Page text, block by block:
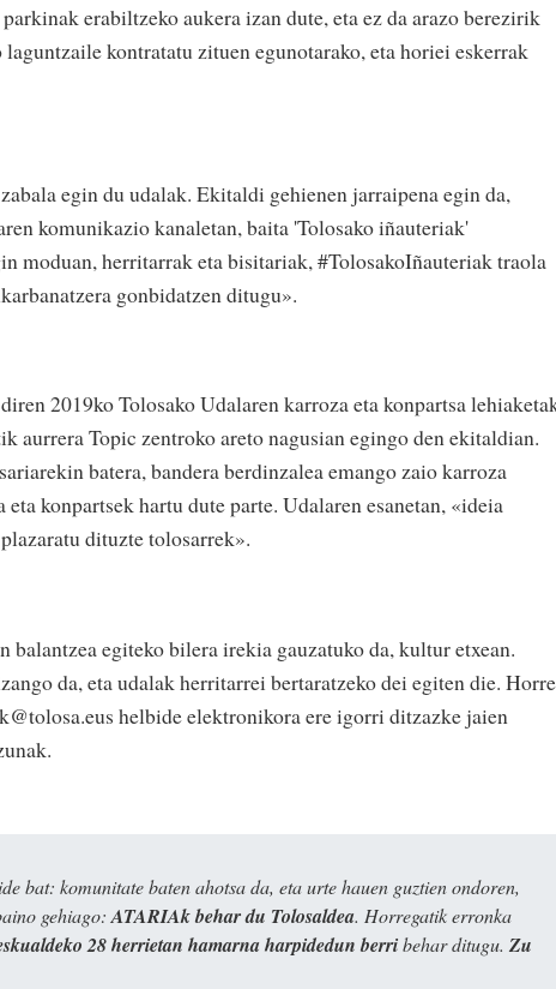
erabiltzeko aukera izan dute, eta ez da arazo berezirik
kontratatu zituen egunotarako, eta horiei eskerrak
egin du udalak. Ekitaldi gehienen jarraipena egin da,
komunikazio kanaletan, baita 'Tolosako iñauteriak'
moduan, herritarrak eta bisitariak, #TolosakoIñauteriak traola
gonbidatzen ditugu».
2019ko Tolosako Udalaren karroza eta konpartsa
aurrera Topic zentroko areto nagusian egingo den ekitaldian.
batera, bandera berdinzalea emango zaio karroza
konpartsek hartu dute parte. Udalaren esanetan, «ideia
dituzte tolosarrek».
balantzea egiteko bilera irekia gauzatuko da, kultur etxean.
da, eta udalak herritarrei bertaratzeko dei egiten die.
helbide elektronikora ere igorri ditzazke jaien
bat: komunitate baten ahotsa da, eta urte hauen guztien ondoren,
gehiago: ATARIAk behar du Tolosaldea. Horregatik erronka
28 herrietan hamarna harpidedun berribehar ditugu. Zu